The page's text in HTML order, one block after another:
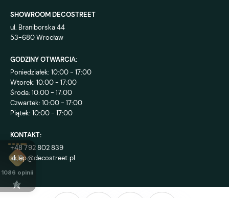
SHOWROOM DECOSTREET
ul. Braniborska 44
53-680 Wrocław
GODZINY OTWARCIA:
Poniedziałek: 10:00 - 17:00
Wtorek: 10:00 - 17:00
Środa: 10:00 - 17:00
Czwartek: 10:00 - 17:00
Piątek: 10:00 - 17:00
KONTAKT:
+48 792 802 839
sklep@decostreet.pl
4.9
1086 opinii